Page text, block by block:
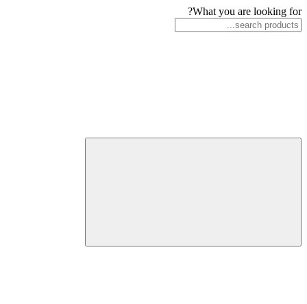
What you are looking for?